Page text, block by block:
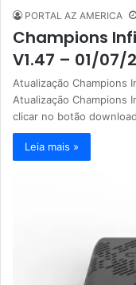
PORTAL AZ AMERICA
Champions
V1.47 – 01/07/
Atualização Champions
Atualização Champions
clicar no botão
Leia mais »